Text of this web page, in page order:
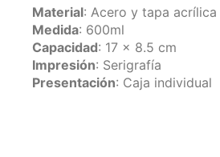
Material: Acero y tapa acrílica
Medida: 600ml
Capacidad: 17 x 8.5 cm
Impresión: Serigrafía
Presentación: Caja individual